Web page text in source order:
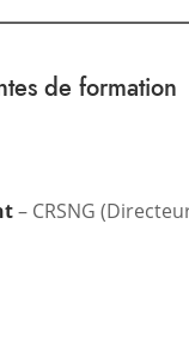
de formation
– CRSNG